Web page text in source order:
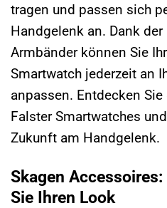
tragen und passen sich
Handgelenk an. Dank
Armbänder können Sie
Smartwatch jederzeit an
anpassen. Entdecken
Falster Smartwatches
Zukunft am Handgelenk.
Skagen
Sie Ihren Look